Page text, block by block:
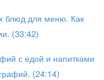
блюд для меню. Как
(33:42)
с едой и напитками
(24:14)